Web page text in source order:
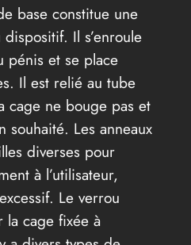
base constitue une
Il s’enroule
pénis et se place
Il est relié au tube
cage ne bouge pas et
Les anneaux
diverses pour
à l’utilisateur,
Le verrou
la cage fixée à